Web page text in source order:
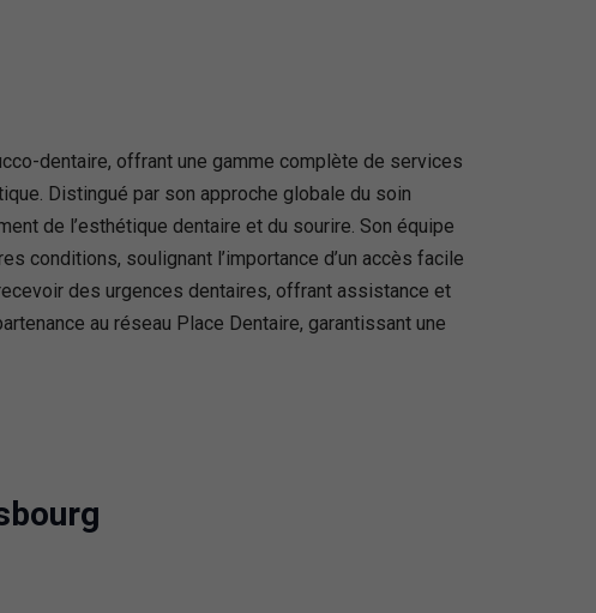
dentaire, offrant une gamme complète de services
Distingué par son approche globale du soin
de l’esthétique dentaire et du sourire. Son équipe
conditions, soulignant l’importance d’un accès facile
des urgences dentaires, offrant assistance et
au réseau Place Dentaire, garantissant une